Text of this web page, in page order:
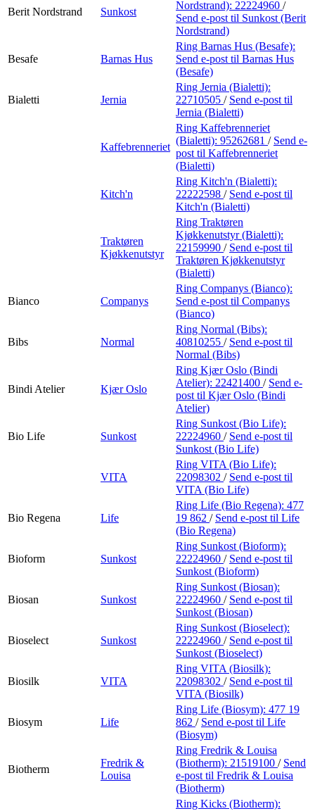
Berit Nordstrand Sunkost
Nordstrand): 22224960 /
Send e-post til Sunkost (Berit
Nordstrand)
Besafe Barnas Hus
Ring Barnas Hus (Besafe):
Send e-post til Barnas Hus
(Besafe)
Bialetti Jernia
Ring Jernia (Bialetti):
22710505 / Send e-post til
Jernia (Bialetti)
Kaffebrenneriet
Ring Kaffebrenneriet
(Bialetti): 95262681 / Send e-
post til Kaffebrenneriet
(Bialetti)
Kitch'n
Ring Kitch'n (Bialetti):
22222598 / Send e-post til
Kitch'n (Bialetti)
Traktøren
Kjøkkenutstyr
Ring Traktøren
Kjøkkenutstyr (Bialetti):
22159990 / Send e-post til
Traktøren Kjøkkenutstyr
(Bialetti)
Bianco Companys
Ring Companys (Bianco):
Send e-post til Companys
(Bianco)
Bibs Normal
Ring Normal (Bibs):
40810255 / Send e-post til
Normal (Bibs)
Bindi Atelier Kjær Oslo
Ring Kjær Oslo (Bindi
Atelier): 22421400 / Send e-
post til Kjær Oslo (Bindi
Atelier)
Bio Life Sunkost
Ring Sunkost (Bio Life):
22224960 / Send e-post til
Sunkost (Bio Life)
VITA
Ring VITA (Bio Life):
22098302 / Send e-post til
VITA (Bio Life)
Bio Regena Life
Ring Life (Bio Regena): 477
19 862 / Send e-post til Life
(Bio Regena)
Bioform Sunkost
Ring Sunkost (Bioform):
22224960 / Send e-post til
Sunkost (Bioform)
Biosan Sunkost
Ring Sunkost (Biosan):
22224960 / Send e-post til
Sunkost (Biosan)
Bioselect Sunkost
Ring Sunkost (Bioselect):
22224960 / Send e-post til
Sunkost (Bioselect)
Biosilk VITA
Ring VITA (Biosilk):
22098302 / Send e-post til
VITA (Biosilk)
Biosym Life
Ring Life (Biosym): 477 19
862 / Send e-post til Life
(Biosym)
Biotherm
Fredrik &
Louisa
Ring Fredrik & Louisa
(Biotherm): 21519100 / Send
e-post til Fredrik & Louisa
(Biotherm)
Ring Kicks (Biotherm):